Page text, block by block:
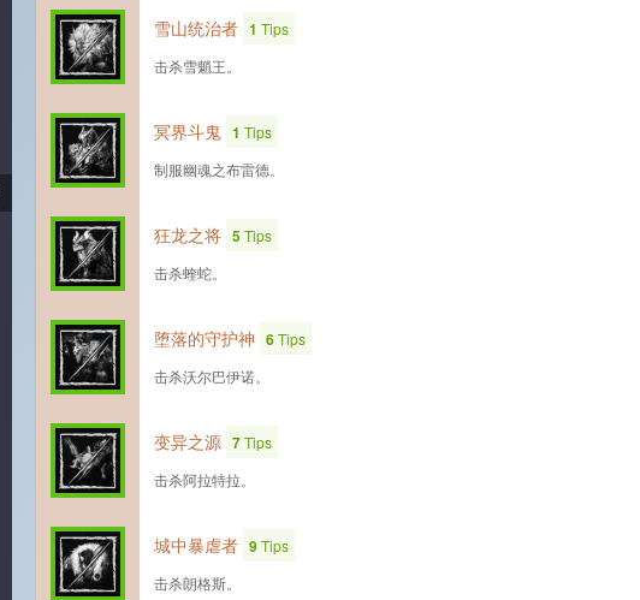
雪山统治者 1 Tips
击杀雪魈王。
冥界斗鬼 1 Tips
制服幽魂之布雷德。
狂龙之将 5Tips
击杀蝰蛇。
堕落的守护神 6Tips
击杀沃尔巴伊诺。
变异之源 7Tips
击杀阿拉特拉。
城中暴虐者 9Tips
击杀朗格斯。